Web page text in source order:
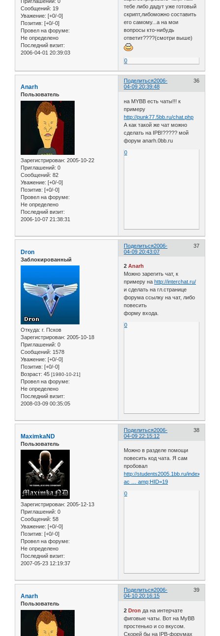
Сообщений: 19
Уважение: [+0/-0]
Позитив: [+0/-0]
Провел на форуме:
Не определено
Последний визит:
2006-04-01 20:39:03
тебе либо дадут уже готовый
скрипт,либоможно составить
его самому...а на мои
вопросы кто-нибудь
ответит????(смотри выше)
0
Поделиться 36
2006-
04-09 20:39:48
Anarh
Пользователь
Зарегистрирован: 2005-10-22
Приглашений: 0
Сообщений: 82
Уважение: [+0/-0]
Позитив: [+0/-0]
Провел на форуме:
Не определено
Последний визит:
2006-10-07 21:38:31
на MYBB есть чаты!!! к
примеру
http://punk77.5bb.ru/chat.php
А как такой же чат можно
сделать на IPB!????? мой
форум anarh.0bb.ru
0
Поделиться 37
2006-
04-09 20:43:07
Dron
Заблокированный
Откуда: г. Псков
Зарегистрирован: 2005-10-18
Приглашений: 0
Сообщений: 1578
Уважение: [+0/-0]
Позитив: [+0/-0]
Возраст: 45 [1980-10-21]
Провел на форуме:
Не определено
Последний визит:
2008-03-09 00:35:05
2Anarh
Можно зарегить чат, к
примеру наhttp://interchat.ru/
и сделать на гл.странице
форума ссылку на чат, либо
повесить
форму входа.
0
Поделиться 38
2006-
04-09 22:15:12
MaximkaND
Пользователь
Зарегистрирован: 2005-12-13
Приглашений: 0
Сообщений: 58
Уважение: [+0/-0]
Позитив: [+0/-0]
Провел на форуме:
Не определено
Последний визит:
2007-05-23 12:19:37
Можно в разделе помощи
повесить код чата. Я сам
пробовал
http://students2005.1bb.ru/index.php?
ac … amp;HID=19
0
Поделиться 39
2006-
04-10 20:16:15
Anarh
Пользователь
2Dron да на интерчате
фиговые чаты. Вот на MyBB
простенько и со вкусом.
Скорей бы на IPB-форумах